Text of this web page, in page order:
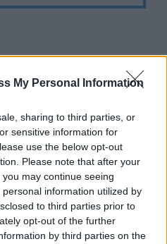
My Personal Information
sharing to third parties, or
sensitive information for
use the below opt-out
Please note that after your
may continue seeing
information utilized by
to third parties prior to
opt-out of the further
by third parties on the
για να σχολιάσεις